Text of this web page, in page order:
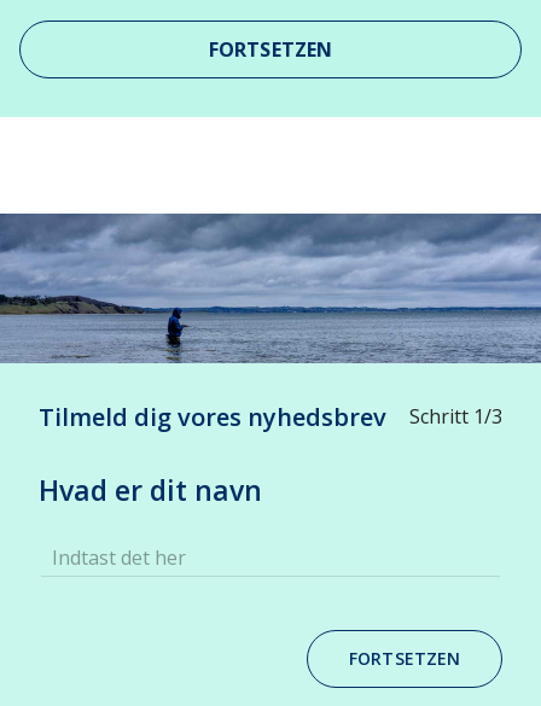
FORTSETZEN
Tilmeld dig vores nyhedsbrev Schritt 1/3
Hvad er dit navn
Indtast det her
FORTSETZEN